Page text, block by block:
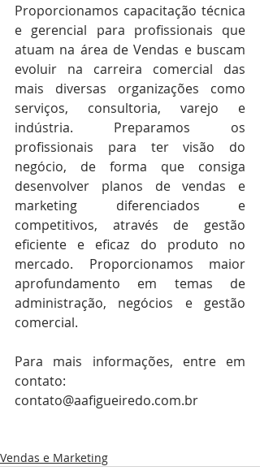
Proporcionamos capacitação técnica
e gerencial para profissionais que
atuam na área de Vendas e buscam
evoluir na carreira comercial das
mais diversas organizações como
serviços, consultoria, varejo e
indústria. Preparamos os
profissionais para ter visão do
negócio, de forma que consiga
desenvolver planos de vendas e
marketing diferenciados e
competitivos, através de gestão
eficiente e eficaz do produto no
mercado. Proporcionamos maior
aprofundamento em temas de
administração, negócios e gestão
comercial.
Para mais informações, entre em
contato:
contato@aafigueiredo.com.br
Vendas e Marketing